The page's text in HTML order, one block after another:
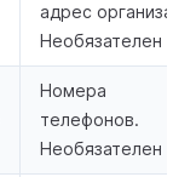
адрес
Необязателен
Номера
телефонов.
Необязателен